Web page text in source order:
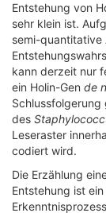
Entstehung von
sehr klein ist.
semi-
kann derzeit nur
ein Holin-Gen de
Schlussfolgerung
des
Leseraster
codiert wird.
Die Erzählung
Entstehung ist